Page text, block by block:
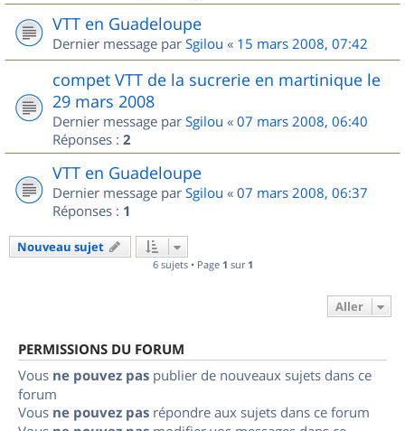
VTT en Guadeloupe
Dernier message par Sgilou « 15 mars 2008, 07:42
compet VTT de la sucrerie en martinique le
29 mars 2008
Dernier message par Sgilou « 07 mars 2008, 06:40
Réponses : 2
VTT en Guadeloupe
Dernier message par Sgilou « 07 mars 2008, 06:37
Réponses : 1
Nouveau sujet
6 sujets • Page 1 sur 1
Aller
PERMISSIONS DU FORUM
Vous ne pouvez pas publier de nouveaux sujets dans ce
forum
Vous ne pouvez pas répondre aux sujets dans ce forum